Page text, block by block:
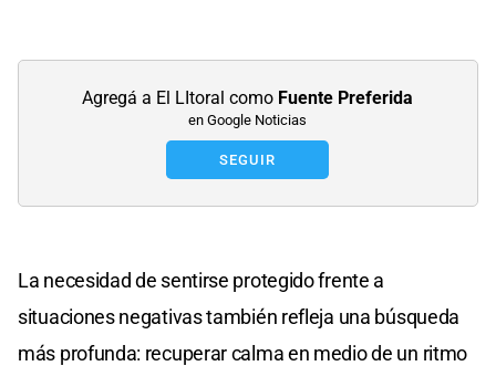
Agregá a El LItoral como Fuente Preferida
en Google Noticias
SEGUIR
La necesidad de sentirse protegido frente a
situaciones negativas también refleja una búsqueda
más profunda: recuperar calma en medio de un ritmo